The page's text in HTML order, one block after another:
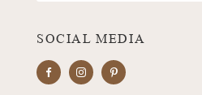
SOCIAL MEDIA